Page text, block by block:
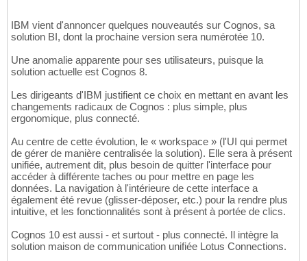
IBM vient d'annoncer quelques nouveautés sur Cognos, sa
solution BI, dont la prochaine version sera numérotée 10.
Une anomalie apparente pour ses utilisateurs, puisque la
solution actuelle est Cognos 8.
Les dirigeants d'IBM justifient ce choix en mettant en avant les
changements radicaux de Cognos : plus simple, plus
ergonomique, plus connecté.
Au centre de cette évolution, le « workspace » (l'UI qui permet
de gérer de manière centralisée la solution). Elle sera à présent
unifiée, autrement dit, plus besoin de quitter l'interface pour
accéder à différente taches ou pour mettre en page les
données. La navigation à l'intérieure de cette interface a
également été revue (glisser-déposer, etc.) pour la rendre plus
intuitive, et les fonctionnalités sont à présent à portée de clics.
Cognos 10 est aussi - et surtout - plus connecté. Il intègre la
solution maison de communication unifiée Lotus Connections.